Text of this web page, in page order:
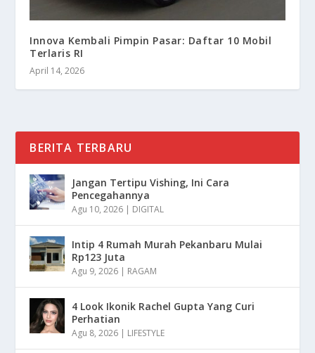
Innova Kembali Pimpin Pasar: Daftar 10 Mobil
Terlaris RI
April 14, 2026
BERITA TERBARU
Jangan Tertipu Vishing, Ini Cara
Pencegahannya
Agu 10, 2026 | DIGITAL
Intip 4 Rumah Murah Pekanbaru Mulai
Rp123 Juta
Agu 9, 2026 | RAGAM
4 Look Ikonik Rachel Gupta Yang Curi
Perhatian
Agu 8, 2026 | LIFESTYLE